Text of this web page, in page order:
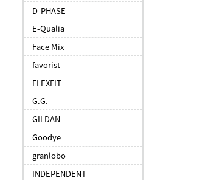
D-PHASE
E-Qualia
Face Mix
favorist
FLEXFIT
G.G.
GILDAN
Goodye
granlobo
INDEPENDENT